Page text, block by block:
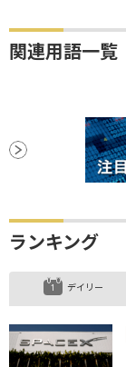
関連用語一覧
ランキング
デイリー